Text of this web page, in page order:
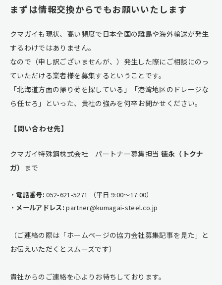
まずは情報交換からでもお願いいたします
クマガイも現状、高い頻度で日本全国の離島や海外輸送が発生
するわけではありません。
なので（申し訳ございませんが、）発生した際にご相談にのっ
ていただける業者様を募集するということです。
「北海道方面の帰り荷を探している」「港湾地区のドレージな
ら任せろ」といった、貴社の強みを何卒お聞かせください。
【問い合わせ先】
クマガイ特殊鋼株式会社 パートナー募集担当 徳永（トクナ
ガ） まで
電話番号: 052-621-5271 （平日 9:00〜17:00）
メールアドレス: partner@kumagai-steel.co.jp
（ご連絡の際は「ホームページの協力会社募集記事を見た」と
お伝えいただくとスムーズです）
貴社からのご連絡を心よりお待ちしております。